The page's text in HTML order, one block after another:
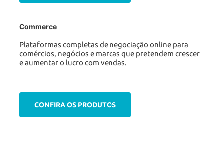
Commerce
Plataformas completas de negociação online para
comércios, negócios e marcas que pretendem crescer
e aumentar o lucro com vendas.
CONFIRA OS PRODUTOS